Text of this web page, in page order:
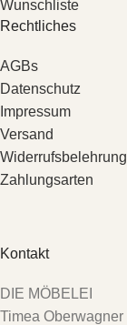
Wunschliste
Rechtliches
AGBs
Datenschutz
Impressum
Versand
Widerrufsbelehrung
Zahlungsarten
Kontakt
DIE MÖBELEI
Timea Oberwagner